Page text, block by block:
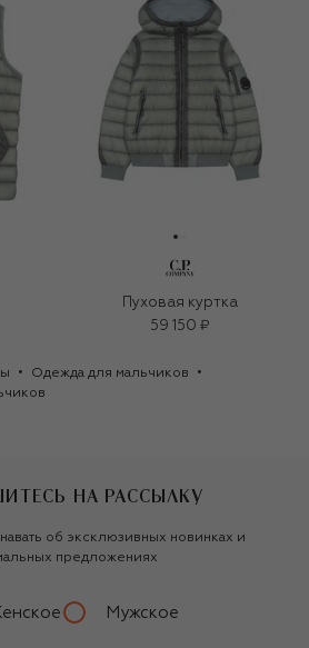
Пуховая куртка
59 150 ₽
Одежда для мальчиков
НА РАССЫЛКУ
об эксклюзивных новинках и
предложениях
Мужское